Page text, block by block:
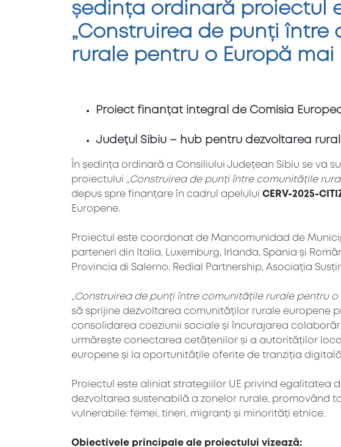
ședința ordinară proiectul
„Construirea de punți între
rurale pentru o Europă mai
Proiect finanțat integral de Comisia
Județul Sibiu – hub pentru dezvoltarea
În ședința ordinară a Consiliului Județean Sibiu se va
proiectului „Construirea de punți între comunitățile
depus spre finanțare în cadrul apelului CERV-2025-
Europene.
Proiectul este coordonat de Mancomunidad de
parteneri din Italia, Luxemburg, Irlanda, Spania și
Provincia di Salerno, Redial Partnership, Asociația
„Construirea de punți între comunitățile rurale pentru
să sprijine dezvoltarea comunităților rurale europene
consolidarea coeziunii sociale și încurajarea
urmărește conectarea cetățenilor și a autorităților
europene și la oportunitățile oferite de tranziția
Proiectul este aliniat strategiilor UE privind egalitatea
dezvoltarea sustenabilă a zonelor rurale, promovând
vulnerabile: femei, tineri, migranți și minorități etnice.
Obiectivele principale ale proiectului vizează: